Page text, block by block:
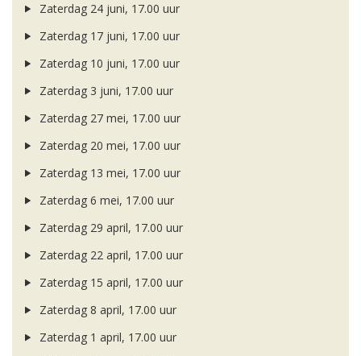
Zaterdag 24 juni, 17.00 uur
Zaterdag 17 juni, 17.00 uur
Zaterdag 10 juni, 17.00 uur
Zaterdag 3 juni, 17.00 uur
Zaterdag 27 mei, 17.00 uur
Zaterdag 20 mei, 17.00 uur
Zaterdag 13 mei, 17.00 uur
Zaterdag 6 mei, 17.00 uur
Zaterdag 29 april, 17.00 uur
Zaterdag 22 april, 17.00 uur
Zaterdag 15 april, 17.00 uur
Zaterdag 8 april, 17.00 uur
Zaterdag 1 april, 17.00 uur